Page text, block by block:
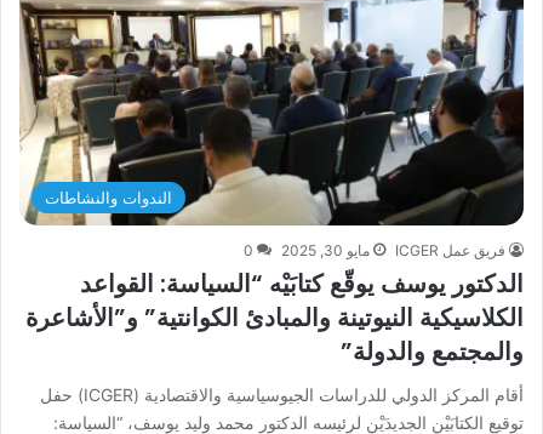
الندوات والنشاطات
فريق عمل ICGER مايو 30, 2025 0
الدكتور يوسف يوقّع كتابَيْه “السياسة: القواعد
الكلاسيكية النيوتينة والمبادئ الكوانتية” و”الأشاعرة
والمجتمع والدولة”
أقام المركز الدولي للدراسات الجيوسياسية والاقتصادية (ICGER) حفل
توقيع الكتابَيْن الجديدَيْن لرئيسه الدكتور محمد وليد يوسف، “السياسة: